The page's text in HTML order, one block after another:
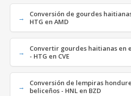
Conversión de gourdes
HTG en AMD
Convertir gourdes haitianas en
- HTG en CVE
Conversión de lempiras
beliceños - HNL en BZD